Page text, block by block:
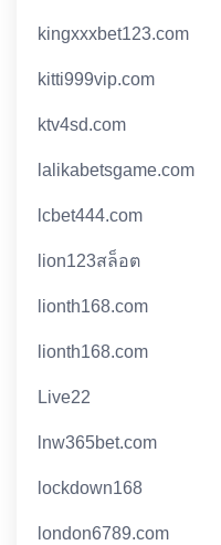
kingxxxbet123.com
kitti999vip.com
ktv4sd.com
lalikabetsgame.com
lcbet444.com
lion123สล็อต
lionth168.com
lionth168.com
Live22
lnw365bet.com
lockdown168
london6789.com